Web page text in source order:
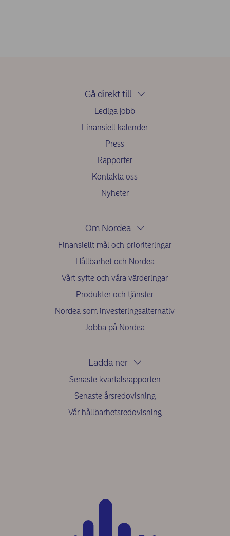
Gå direkt till
Lediga jobb
Finansiell kalender
Press
Rapporter
Kontakta oss
Nyheter
Om Nordea
Finansiellt mål och prioriteringar
Hållbarhet och Nordea
Vårt syfte och våra värderingar
Produkter och tjänster
Nordea som investeringsalternativ
Jobba på Nordea
Ladda ner
Senaste kvartalsrapporten
Senaste årsredovisning
Vår hållbarhetsredovisning